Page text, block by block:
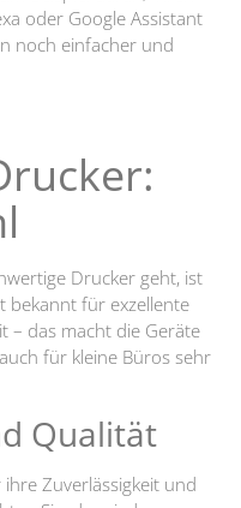
oder Google Assistant
noch einfacher und
Drucker geht, ist
bekannt für exzellente
– das macht die Geräte
für kleine Büros sehr
Qualität
Zuverlässigkeit und